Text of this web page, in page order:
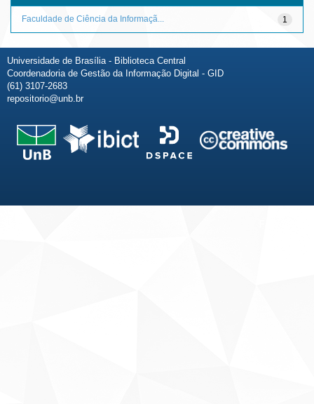
1
Faculdade de Ciência da Informaçã...
Universidade de Brasília - Biblioteca Central
Coordenadoria de Gestão da Informação Digital - GID
(61) 3107-2683
repositorio@unb.br